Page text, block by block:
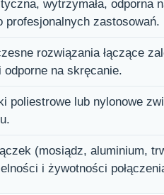
wytrzymała, odporna
profesjonalnych zastosowań.
rozwiązania łączące
na skręcanie.
poliestrowe lub nylonowe
(mosiądz, aluminium,
i żywotności